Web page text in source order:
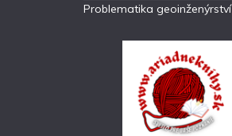
Problematika geoinženýrství